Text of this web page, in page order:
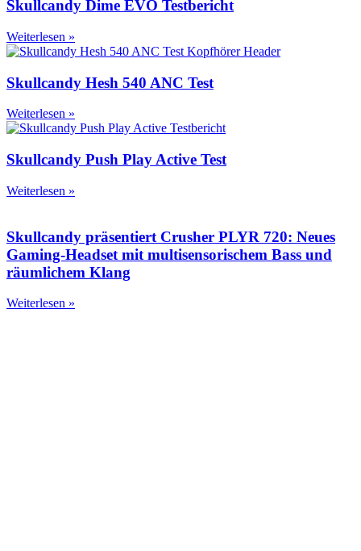
Skullcandy Dime EVO Testbericht
Weiterlesen »
Skullcandy Hesh 540 ANC Test
Weiterlesen »
Skullcandy Push Play Active Test
Weiterlesen »
Skullcandy präsentiert Crusher PLYR 720: Neues
Gaming-Headset mit multisensorischem Bass und
räumlichem Klang
Weiterlesen »